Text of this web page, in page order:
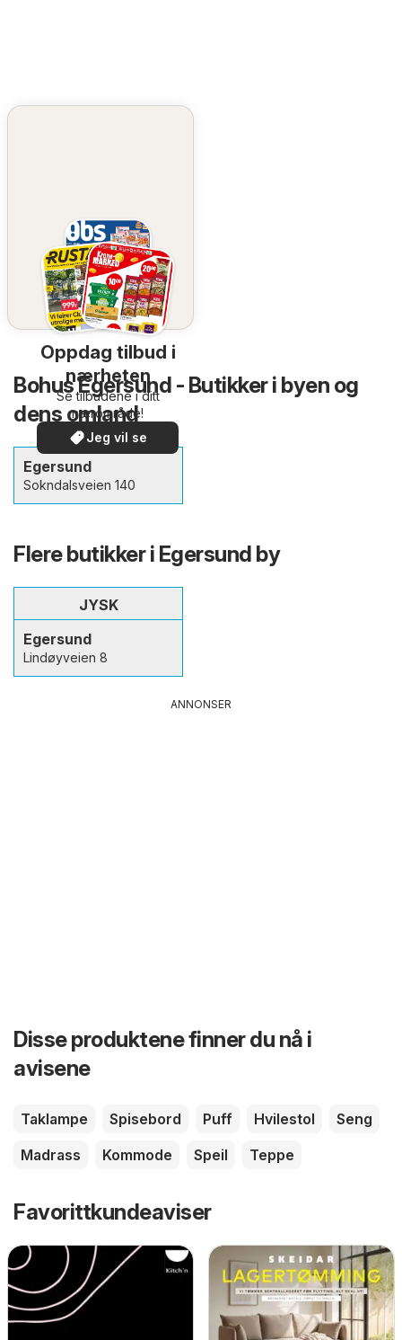
Oppdag tilbud i
nærheten
Se tilbudene i ditt
nærområde!
Jeg vil se
Bohus Egersund - Butikker i byen og
dens omland
Egersund
Sokndalsveien 140
Flere butikker i Egersund by
JYSK
Egersund
Lindøyveien 8
ANNONSER
Disse produktene finner du nå i
avisene
Taklampe Spisebord Puff Hvilestol
Seng
Madrass
Kommode Speil Teppe
Favorittkundeaviser